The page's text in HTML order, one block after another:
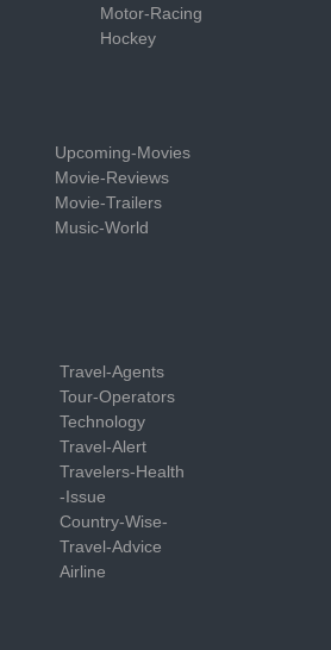
Motor-Racing
Hockey
Upcoming-Movies
Movie-Reviews
Movie-Trailers
Music-World
Travel-Agents
Tour-Operators
Technology
Travel-Alert
Travelers-Health
-Issue
Country-Wise-
Travel-Advice
Airline